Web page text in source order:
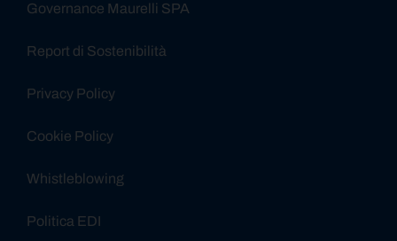
Governance Maurelli SPA
Report di Sostenibilità
Privacy Policy
Cookie Policy
Whistleblowing
Politica EDI